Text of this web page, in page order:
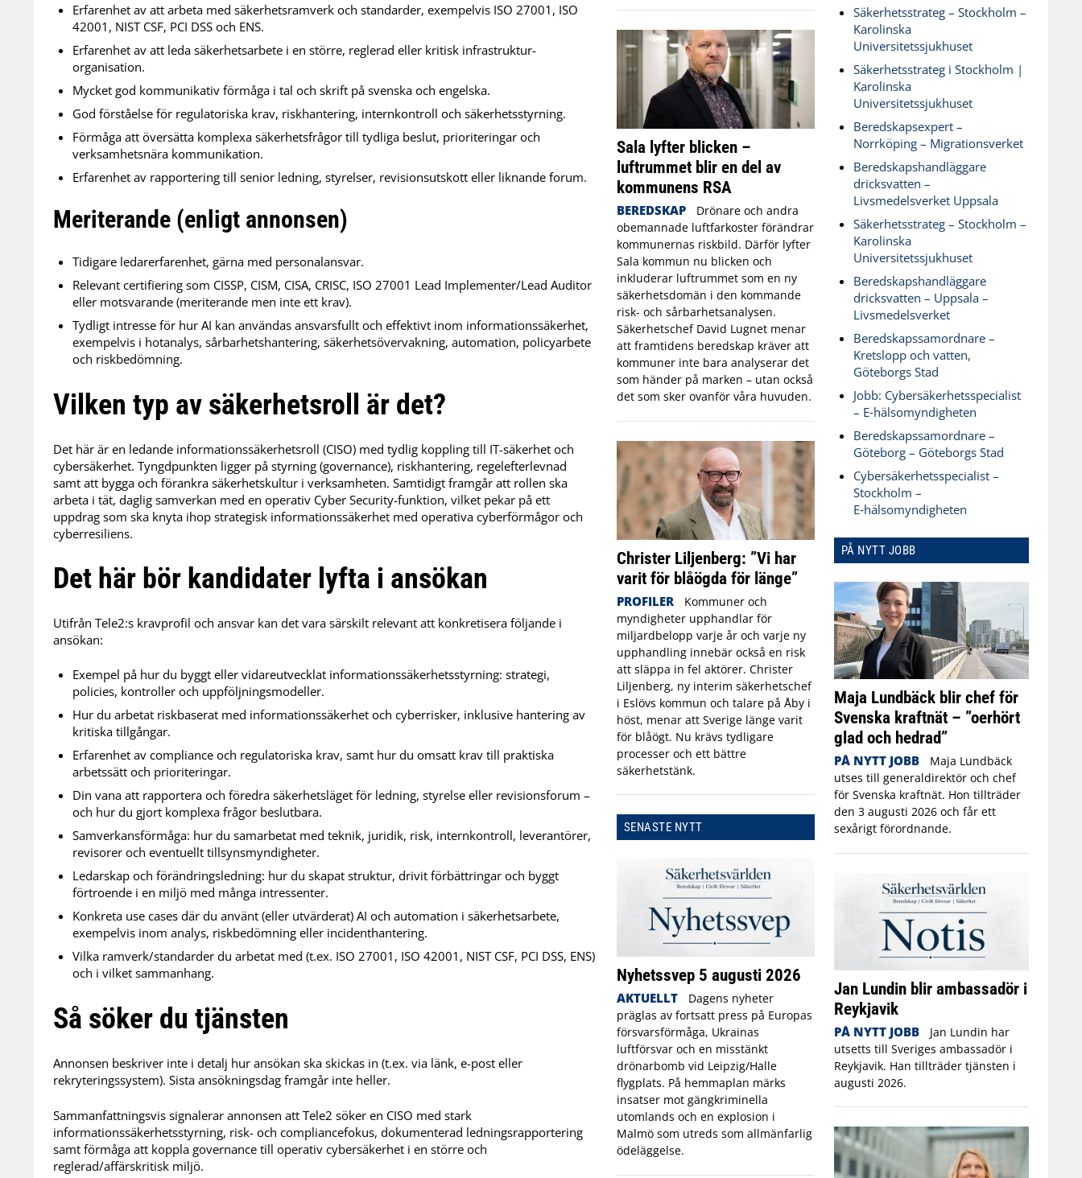
Erfarenhet av att arbeta med säkerhetsramverk och standarder, exempelvis ISO 27001, ISO
42001, NIST CSF, PCI DSS och ENS.
Erfarenhet av att leda säkerhetsarbete i en större, reglerad eller kritisk infrastruktur-
organisation.
Mycket god kommunikativ förmåga i tal och skrift på svenska och engelska.
God förståelse för regulatoriska krav, riskhantering, internkontroll och säkerhetsstyrning.
Förmåga att översätta komplexa säkerhetsfrågor till tydliga beslut, prioriteringar och
verksamhetsnära kommunikation.
Erfarenhet av rapportering till senior ledning, styrelser, revisionsutskott eller liknande forum.
Meriterande (enligt annonsen)
Tidigare ledarerfarenhet, gärna med personalansvar.
Relevant certifiering som CISSP, CISM, CISA, CRISC, ISO 27001 Lead Implementer/Lead Auditor
eller motsvarande (meriterande men inte ett krav).
Tydligt intresse för hur AI kan användas ansvarsfullt och effektivt inom informationssäkerhet,
exempelvis i hotanalys, sårbarhetshantering, säkerhetsövervakning, automation, policyarbete
och riskbedömning.
Vilken typ av säkerhetsroll är det?
Det här är en ledande informationssäkerhetsroll (CISO) med tydlig koppling till IT-säkerhet och
cybersäkerhet. Tyngdpunkten ligger på styrning (governance), riskhantering, regelefterlevnad
samt att bygga och förankra säkerhetskultur i verksamheten. Samtidigt framgår att rollen ska
arbeta i tät, daglig samverkan med en operativ Cyber Security-funktion, vilket pekar på ett
uppdrag som ska knyta ihop strategisk informationssäkerhet med operativa cyberförmågor och
cyberresiliens.
Det här bör kandidater lyfta i ansökan
Utifrån Tele2:s kravprofil och ansvar kan det vara särskilt relevant att konkretisera följande i
ansökan:
Exempel på hur du byggt eller vidareutvecklat informationssäkerhetsstyrning: strategi,
policies, kontroller och uppföljningsmodeller.
Hur du arbetat riskbaserat med informationssäkerhet och cyberrisker, inklusive hantering av
kritiska tillgångar.
Erfarenhet av compliance och regulatoriska krav, samt hur du omsatt krav till praktiska
arbetssätt och prioriteringar.
Din vana att rapportera och föredra säkerhetsläget för ledning, styrelse eller revisionsforum –
och hur du gjort komplexa frågor beslutbara.
Samverkansförmåga: hur du samarbetat med teknik, juridik, risk, internkontroll, leverantörer,
revisorer och eventuellt tillsynsmyndigheter.
Ledarskap och förändringsledning: hur du skapat struktur, drivit förbättringar och byggt
förtroende i en miljö med många intressenter.
Konkreta use cases där du använt (eller utvärderat) AI och automation i säkerhetsarbete,
exempelvis inom analys, riskbedömning eller incidenthantering.
Vilka ramverk/standarder du arbetat med (t.ex. ISO 27001, ISO 42001, NIST CSF, PCI DSS, ENS)
och i vilket sammanhang.
Så söker du tjänsten
Annonsen beskriver inte i detalj hur ansökan ska skickas in (t.ex. via länk, e-post eller
rekryteringssystem). Sista ansökningsdag framgår inte heller.
Sammanfattningsvis signalerar annonsen att Tele2 söker en CISO med stark
informationssäkerhetsstyrning, risk- och compliancefokus, dokumenterad ledningsrapportering
samt förmåga att koppla governance till operativ cybersäkerhet i en större och
reglerad/affärskritisk miljö.
Sala lyfter blicken –
luftrummet blir en del av
kommunens RSA
BEREDSKAP
Drönare och andra
obemannade luftfarkoster förändrar
kommunernas riskbild. Därför lyfter
Sala kommun nu blicken och
inkluderar luftrummet som en ny
säkerhetsdomän i den kommande
risk- och sårbarhetsanalysen.
Säkerhetschef David Lugnet menar
att framtidens beredskap kräver att
kommuner inte bara analyserar det
som händer på marken – utan också
det som sker ovanför våra huvuden.
Christer Liljenberg: ”Vi har
varit för blåögda för länge”
PROFILER
Kommuner och
myndigheter upphandlar för
miljardbelopp varje år och varje ny
upphandling innebär också en risk
att släppa in fel aktörer. Christer
Liljenberg, ny interim säkerhetschef
i Eslövs kommun och talare på Åby i
höst, menar att Sverige länge varit
för blåögt. Nu krävs tydligare
processer och ett bättre
säkerhetstänk.
SENASTE NYTT
Nyhetssvep 5 augusti 2026
AKTUELLT
Dagens nyheter
präglas av fortsatt press på Europas
försvarsförmåga, Ukrainas
luftförsvar och en misstänkt
drönarbomb vid Leipzig/Halle
flygplats. På hemmaplan märks
insatser mot gängkriminella
utomlands och en explosion i
Malmö som utreds som allmänfarlig
ödeläggelse.
Säkerhetsstrateg – Stockholm –
Karolinska
Universitetssjukhuset
Säkerhetsstrateg i Stockholm |
Karolinska
Universitetssjukhuset
Beredskapsexpert –
Norrköping – Migrationsverket
Beredskapshandläggare
dricksvatten –
Livsmedelsverket Uppsala
Säkerhetsstrateg – Stockholm –
Karolinska
Universitetssjukhuset
Beredskapshandläggare
dricksvatten – Uppsala –
Livsmedelsverket
Beredskapssamordnare –
Kretslopp och vatten,
Göteborgs Stad
Jobb: Cybersäkerhetsspecialist
– E‑hälsomyndigheten
Beredskapssamordnare –
Göteborg – Göteborgs Stad
Cybersäkerhetsspecialist –
Stockholm –
E‑hälsomyndigheten
PÅ NYTT JOBB
Maja Lundbäck blir chef för
Svenska kraftnät – ”oerhört
glad och hedrad”
PÅ NYTT JOBB
Maja Lundbäck
utses till generaldirektör och chef
för Svenska kraftnät. Hon tillträder
den 3 augusti 2026 och får ett
sexårigt förordnande.
Jan Lundin blir ambassadör i
Reykjavik
PÅ NYTT JOBB
Jan Lundin har
utsetts till Sveriges ambassadör i
Reykjavik. Han tillträder tjänsten i
augusti 2026.